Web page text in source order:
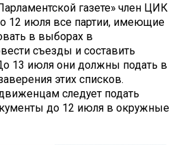
газете» член ЦИК
12 июля все партии, имеющие
в выборах в
съезды и составить
13 июля они должны подать в
этих списков.
следует подать
до 12 июля в окружные